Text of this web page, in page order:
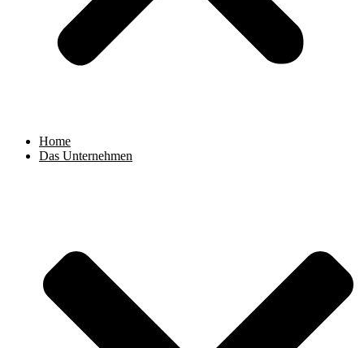
Home
Das Unternehmen